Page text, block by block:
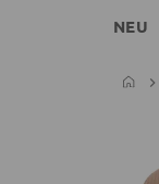
NEU